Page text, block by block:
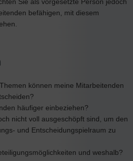
befähigen, mit diesem
können meine Mitarbeitenden
häufiger einbeziehen?
nicht voll ausgeschöpft sind, um den
und Entscheidungspielraum zu
und weshalb?